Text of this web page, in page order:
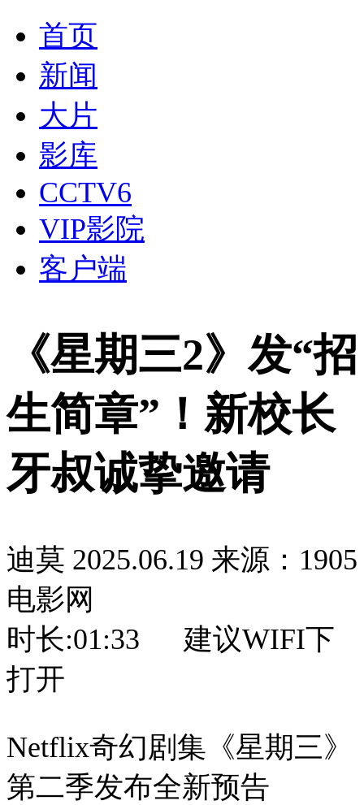
首页
新闻
大片
影库
CCTV6
VIP影院
客户端
《星期三2》发“招
生简章”！新校长
牙叔诚挚邀请
迪莫 2025.06.19 来源：1905
电影网
时长:01:33
建议WIFI下
打开
Netflix奇幻剧集《星期三》
第二季发布全新预告